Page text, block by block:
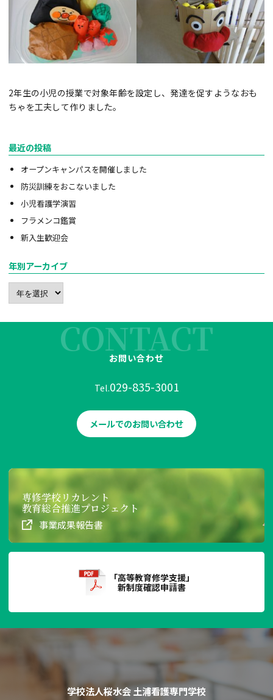
2年生の小児の授業で対象年齢を設定し、発達を促すようなおも
ちゃを工夫して作りました。
最近の投稿
オープンキャンパスを開催しました
防災訓練をおこないました
小児看護学演習
フラメンコ鑑賞
新入生歓迎会
年別アーカイブ
CONTACT
お問い合わせ
メールでのお問い合わせ
Tel.029-835-3001
専修学校リカレント
教育総合推進プロジェクト
事業成果報告書
「高等教育修学支援」
新制度確認申請書
学校法人桜水会 土浦看護専門学校